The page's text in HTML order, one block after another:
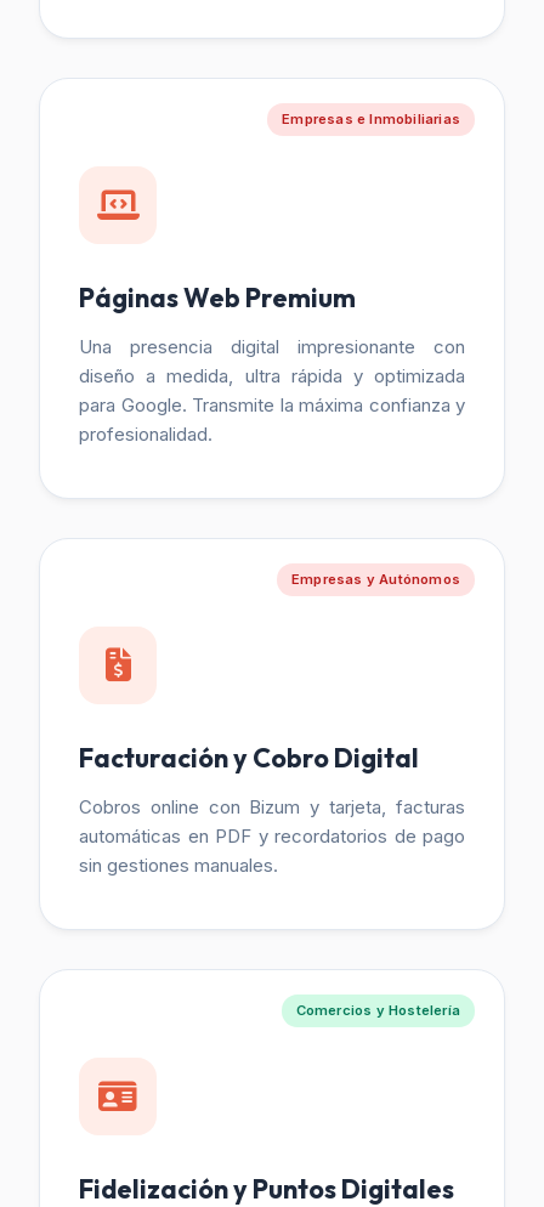
Empresas e Inmobiliarias
Páginas Web Premium
Una presencia digital impresionante con
diseño a medida, ultra rápida y optimizada
para Google. Transmite la máxima confianza y
profesionalidad.
Empresas y Autónomos
Facturación y Cobro Digital
Cobros online con Bizum y tarjeta, facturas
automáticas en PDF y recordatorios de pago
sin gestiones manuales.
Comercios y Hostelería
Fidelización y Puntos Digitales